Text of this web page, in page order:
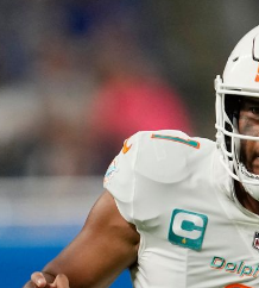
NFL – Power Rankings
Pronostics et paris NFL –
Super Bowl LIX
Histoire et Légendes